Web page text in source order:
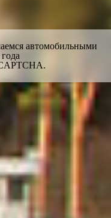
автомобильными